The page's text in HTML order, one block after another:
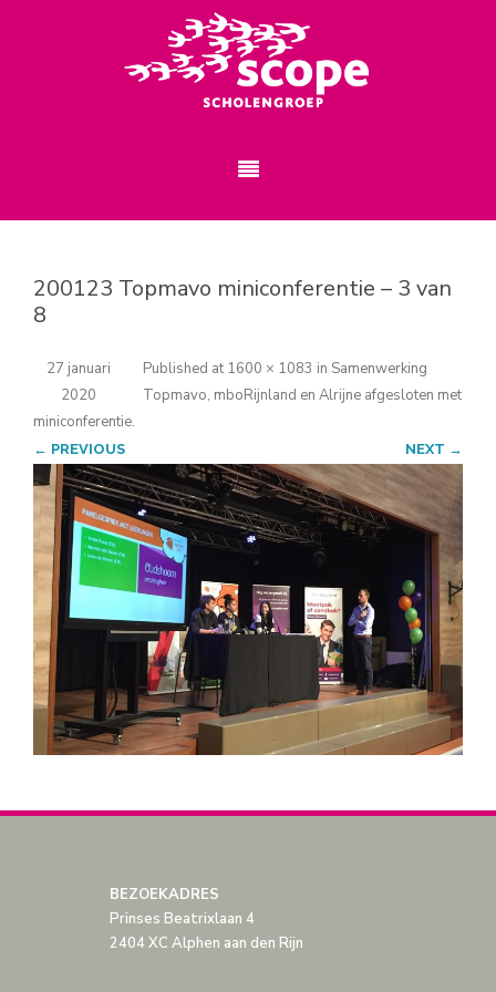
200123 Topmavo miniconferentie – 3 van
8
Published
27 januari
2020
at 1600 × 1083 in Samenwerking
Topmavo, mboRijnland en Alrijne afgesloten met
miniconferentie.
← PREVIOUS NEXT →
BEZOEKADRES
Prinses Beatrixlaan 4
2404 XC Alphen aan den Rijn